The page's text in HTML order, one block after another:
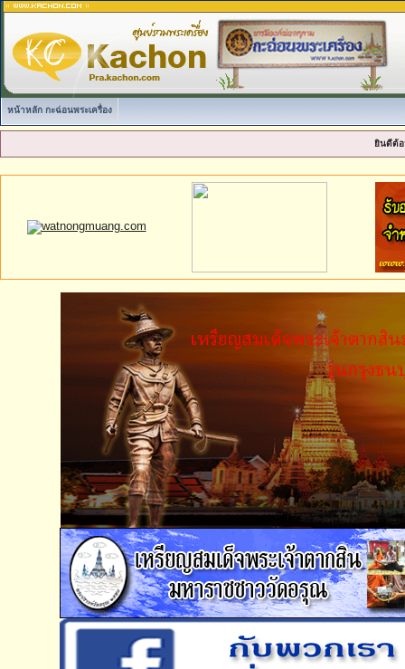
หน้าหลัก กะฉ่อนพระเครื่อง
ยินดีต้อ